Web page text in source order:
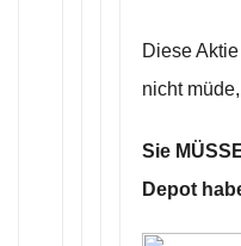
Diese
nicht
Sie
Depot